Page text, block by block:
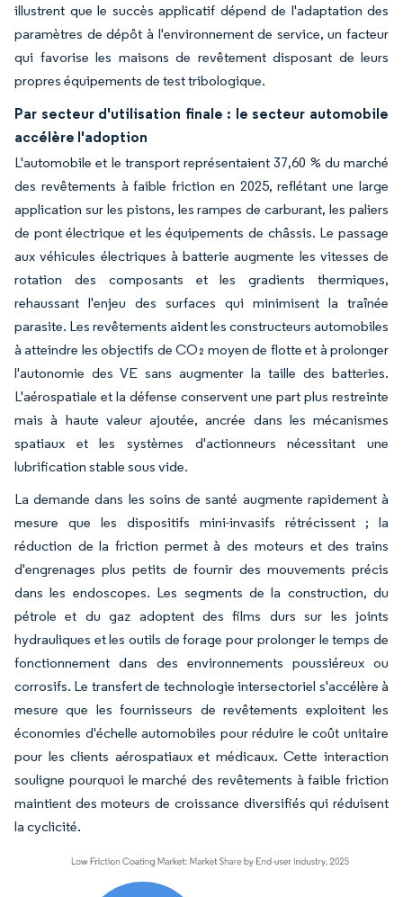
illustrent que le succès applicatif dépend de l'adaptation des
paramètres de dépôt à l'environnement de service, un facteur
qui favorise les maisons de revêtement disposant de leurs
propres équipements de test tribologique.
Par secteur d'utilisation finale : le secteur automobile
accélère l'adoption
L'automobile et le transport représentaient 37,60 % du marché
des revêtements à faible friction en 2025, reflétant une large
application sur les pistons, les rampes de carburant, les paliers
de pont électrique et les équipements de châssis. Le passage
aux véhicules électriques à batterie augmente les vitesses de
rotation des composants et les gradients thermiques,
rehaussant l'enjeu des surfaces qui minimisent la traînée
parasite. Les revêtements aident les constructeurs automobiles
à atteindre les objectifs de CO₂ moyen de flotte et à prolonger
l'autonomie des VE sans augmenter la taille des batteries.
L'aérospatiale et la défense conservent une part plus restreinte
mais à haute valeur ajoutée, ancrée dans les mécanismes
spatiaux et les systèmes d'actionneurs nécessitant une
lubrification stable sous vide.
La demande dans les soins de santé augmente rapidement à
mesure que les dispositifs mini-invasifs rétrécissent ; la
réduction de la friction permet à des moteurs et des trains
d'engrenages plus petits de fournir des mouvements précis
dans les endoscopes. Les segments de la construction, du
pétrole et du gaz adoptent des films durs sur les joints
hydrauliques et les outils de forage pour prolonger le temps de
fonctionnement dans des environnements poussiéreux ou
corrosifs. Le transfert de technologie intersectoriel s'accélère à
mesure que les fournisseurs de revêtements exploitent les
économies d'échelle automobiles pour réduire le coût unitaire
pour les clients aérospatiaux et médicaux. Cette interaction
souligne pourquoi le marché des revêtements à faible friction
maintient des moteurs de croissance diversifiés qui réduisent
la cyclicité.